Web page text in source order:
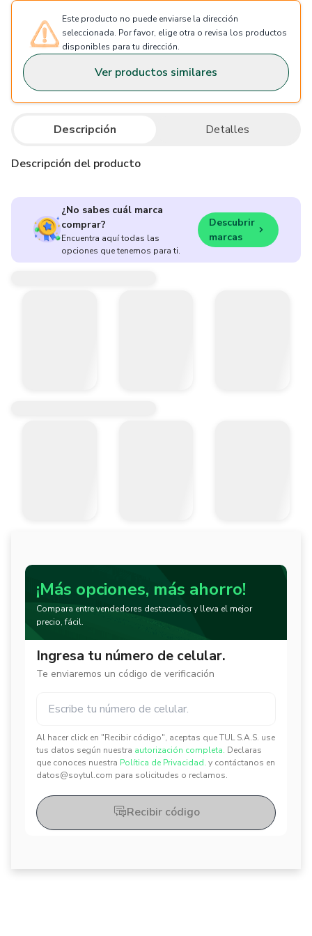
Este producto no puede enviarse la dirección
seleccionada. Por favor, elige otra o revisa los productos
disponibles para tu dirección.
Ver productos similares
Descripción Detalles
Descripción del producto
¿No sabes cuál marca
comprar?
Encuentra aquí todas las
opciones que tenemos para ti.
Descubrir
marcas
¡Más opciones, más ahorro!
Compara entre vendedores destacados y lleva el mejor
precio, fácil.
Ingresa tu número de celular.
Te enviaremos un código de verificación
Al hacer click en "Recibir código", aceptas que TUL S.A.S. use
tus datos según nuestra autorización completa. Declaras
que conoces nuestra Política de Privacidad. y contáctanos en
datos@soytul.com para solicitudes o reclamos.
✕
✕
Recibir código